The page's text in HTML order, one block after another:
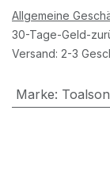
Allgemeine
30-Tage-Geld-
Versand: 2-3
Marke: Toalson